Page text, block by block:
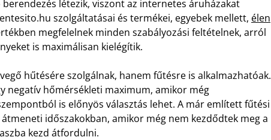
létezik, viszont az internetes áruházakat
szolgáltatásai és termékei, egyebek mellett, élen
megfelelnek minden szabályozási feltételnek, arról
is maximálisan kielégítik.
hűtésére szolgálnak, hanem fűtésre is alkalmazhatóak.
negatív hőmérsékleti maximum, amikor még
is előnyös választás lehet. A már említett fűtési
időszakokban, amikor még nem kezdődtek meg a
kezd átfordulni.